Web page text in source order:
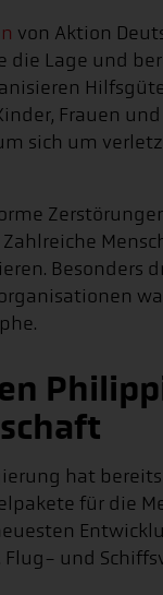
von Aktion
die Lage und
Frauen
sich um
Besonders
hat
für die
und